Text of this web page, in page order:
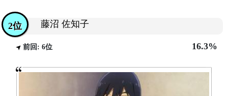
藤沼 佐知子
2位
前回: 6位 16.3%